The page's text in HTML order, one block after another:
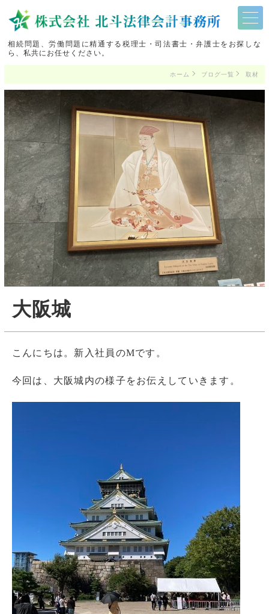
相続問題、労働問題に精通する税理士・司法書士・弁護士をお探しな
ら、私共にお任せください。
ホーム ブログ一覧 取材
大阪城
こんにちは。新入社員のMです。
今回は、大阪城内の様子をお伝えしていきます。